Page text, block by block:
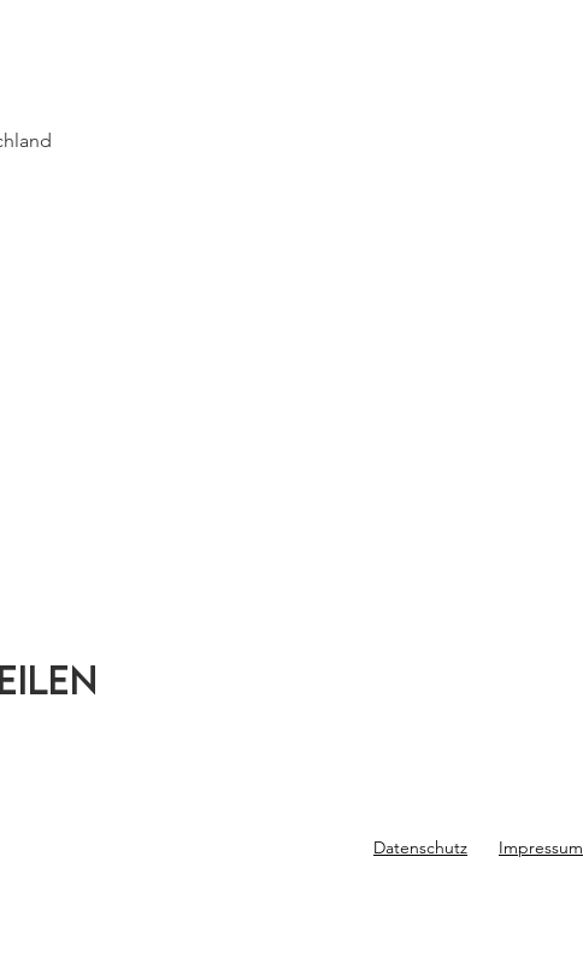
Datenschutz Impressum